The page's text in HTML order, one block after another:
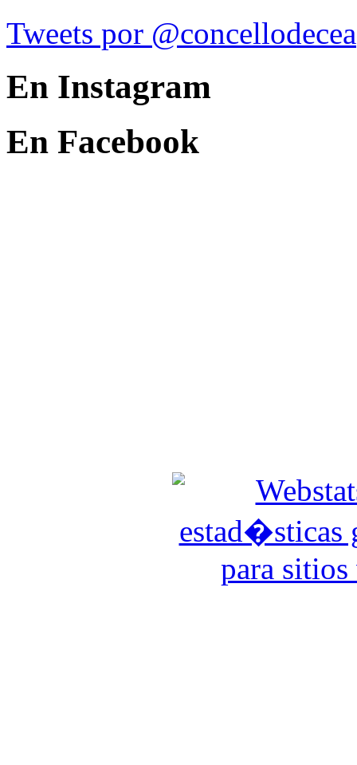
Tweets por @concellodecea
En Instagram
En Facebook